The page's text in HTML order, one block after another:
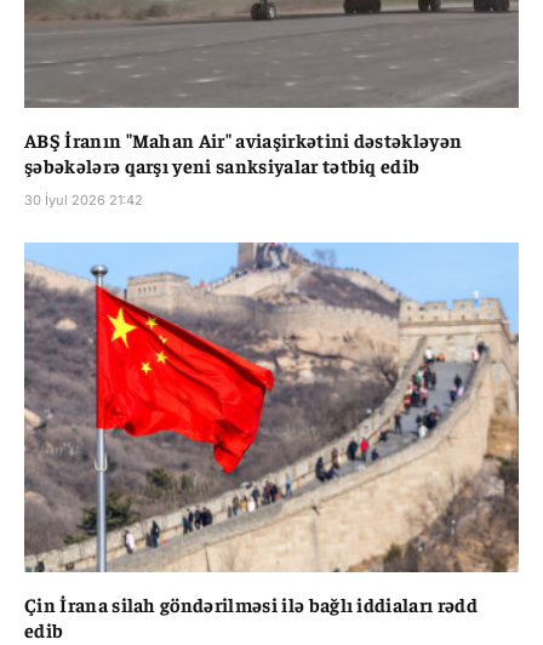
ABŞ İranın "Mahan Air" aviaşirkətini dəstəkləyən
şəbəkələrə qarşı yeni sanksiyalar tətbiq edib
30 İyul 2026 21:42
Çin İrana silah göndərilməsi ilə bağlı iddiaları rədd
edib